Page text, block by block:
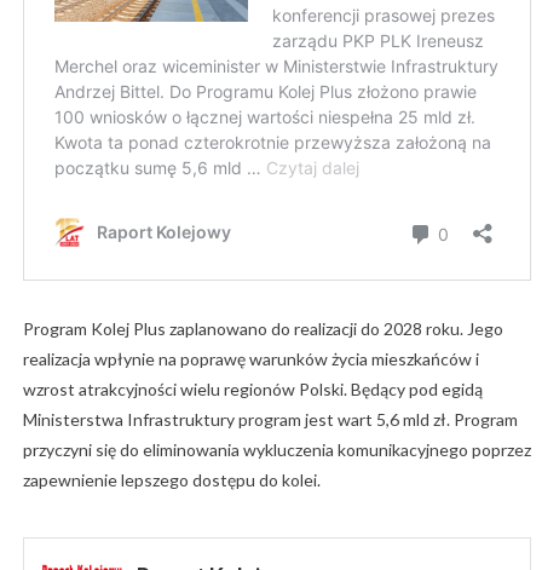
Program Kolej Plus zaplanowano do realizacji do 2028 roku. Jego
realizacja wpłynie na poprawę warunków życia mieszkańców i
wzrost atrakcyjności wielu regionów Polski. Będący pod egidą
Ministerstwa Infrastruktury program jest wart 5,6 mld zł. Program
przyczyni się do eliminowania wykluczenia komunikacyjnego poprzez
zapewnienie lepszego dostępu do kolei.